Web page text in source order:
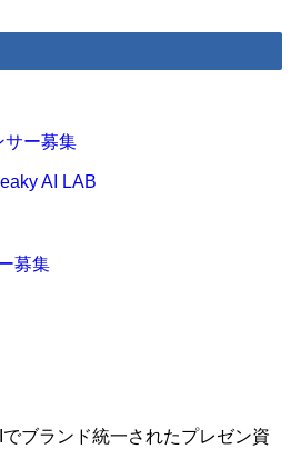
サー募集
AI LAB
募集
でブランド統一されたプレゼン資